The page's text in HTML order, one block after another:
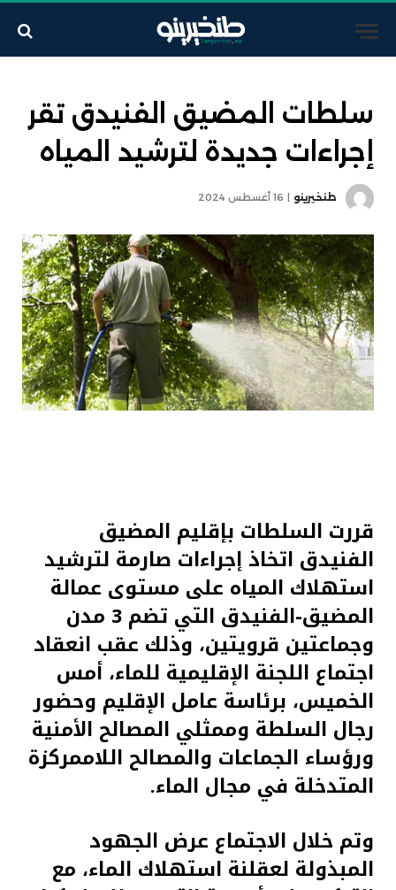
سلطات المضيق الفنيدق تقر
إجراءات جديدة لترشيد المياه
طنخيرينو 16 أغسطس 2024
قررت السلطات بإقليم المضيق
الفنيدق اتخاذ إجراءات صارمة لترشيد
استهلاك المياه على مستوى عمالة
المضيق-الفنيدق التي تضم 3 مدن
وجماعتين قرويتين، وذلك عقب انعقاد
اجتماع اللجنة الإقليمية للماء، أمس
الخميس، برئاسة عامل الإقليم وحضور
رجال السلطة وممثلي المصالح الأمنية
ورؤساء الجماعات والمصالح اللاممركزة
المتدخلة في مجال الماء.
وتم خلال الاجتماع عرض الجهود
المبذولة لعقلنة استهلاك الماء، مع